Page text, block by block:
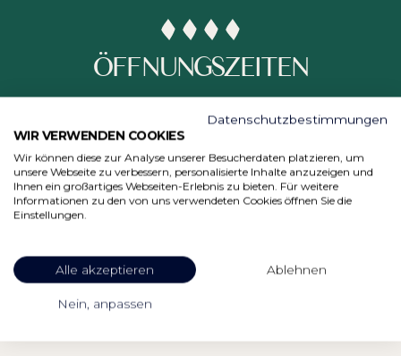
ÖFFNUNGSZEITEN
TÄGLICH
15:00 - 22:00
GÖNNEN SIE SICH
EINE
Datenschutzbestimmungen
WIR VERWENDEN COOKIES
Wir können diese zur Analyse unserer Besucherdaten platzieren, um
unsere Webseite zu verbessern, personalisierte Inhalte anzuzeigen und
Ihnen ein großartiges Webseiten-Erlebnis zu bieten. Für weitere
Informationen zu den von uns verwendeten Cookies öffnen Sie die
Einstellungen.
Alle akzeptieren Ablehnen
Nein, anpassen